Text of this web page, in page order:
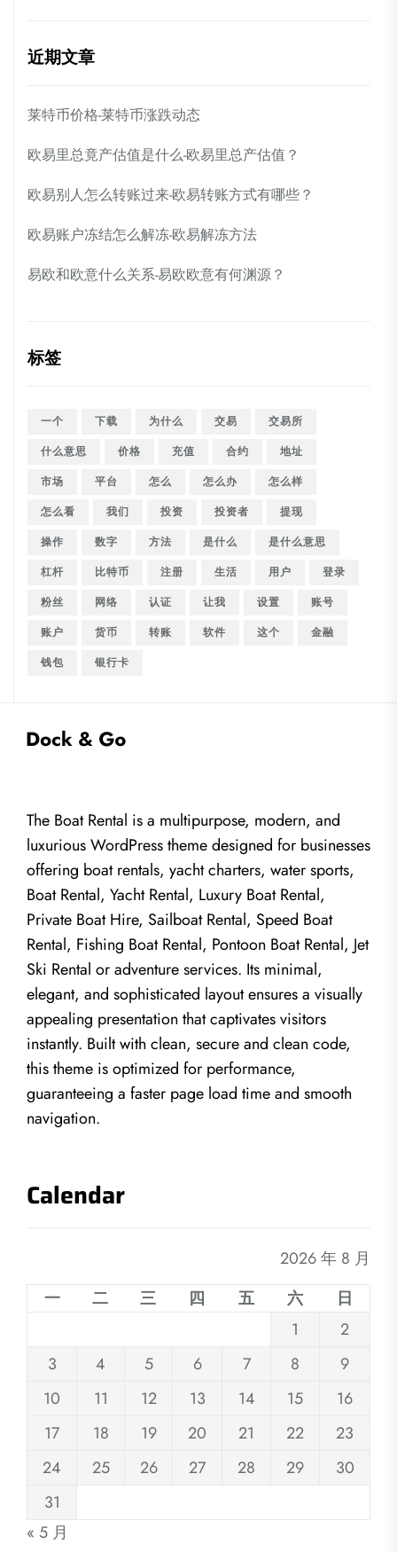
近期文章
莱特币价格-莱特币涨跌动态
欧易里总竟产估值是什么-欧易里总产估值？
欧易别人怎么转账过来-欧易转账方式有哪些？
欧易账户冻结怎么解冻-欧易解冻方法
易欧和欧意什么关系-易欧欧意有何渊源？
标签
一个 下载 为什么 交易
交易所
什么意思
价格 充值 合约
地址
市场
平台 怎么 怎么办
怎么样
怎么看
我们 投资 投资者
提现
操作
数字 方法 是什么
是什么意思
杠杆
比特币 注册 生活 用户
登录
粉丝
网络 认证 让我 设置
账号
账户
货币 转账 软件 这个
金融
钱包
银行卡
The Boat Rental is a multipurpose, modern, and
luxurious WordPress theme designed for businesses
offering boat rentals, yacht charters, water sports,
Boat Rental, Yacht Rental, Luxury Boat Rental,
Private Boat Hire, Sailboat Rental, Speed Boat
Rental, Fishing Boat Rental, Pontoon Boat Rental, Jet
Ski Rental or adventure services. Its minimal,
elegant, and sophisticated layout ensures a visually
appealing presentation that captivates visitors
instantly. Built with clean, secure and clean code,
this theme is optimized for performance,
guaranteeing a faster page load time and smooth
navigation.
Calendar
2026 年 8 月
一
二 三 四 五 六
日
1
2
3
4 5 6 7 8
9
10
11 12 13 14 15
16
17
18 19 20 21 22
23
24
25 26 27 28 29
30
31
« 5 月